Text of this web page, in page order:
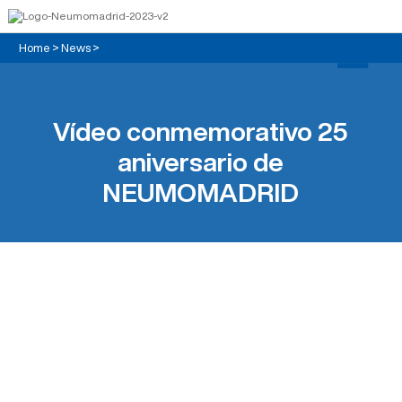
Home > News>
Vídeo conmemorativo 25
aniversario de
NEUMOMADRID